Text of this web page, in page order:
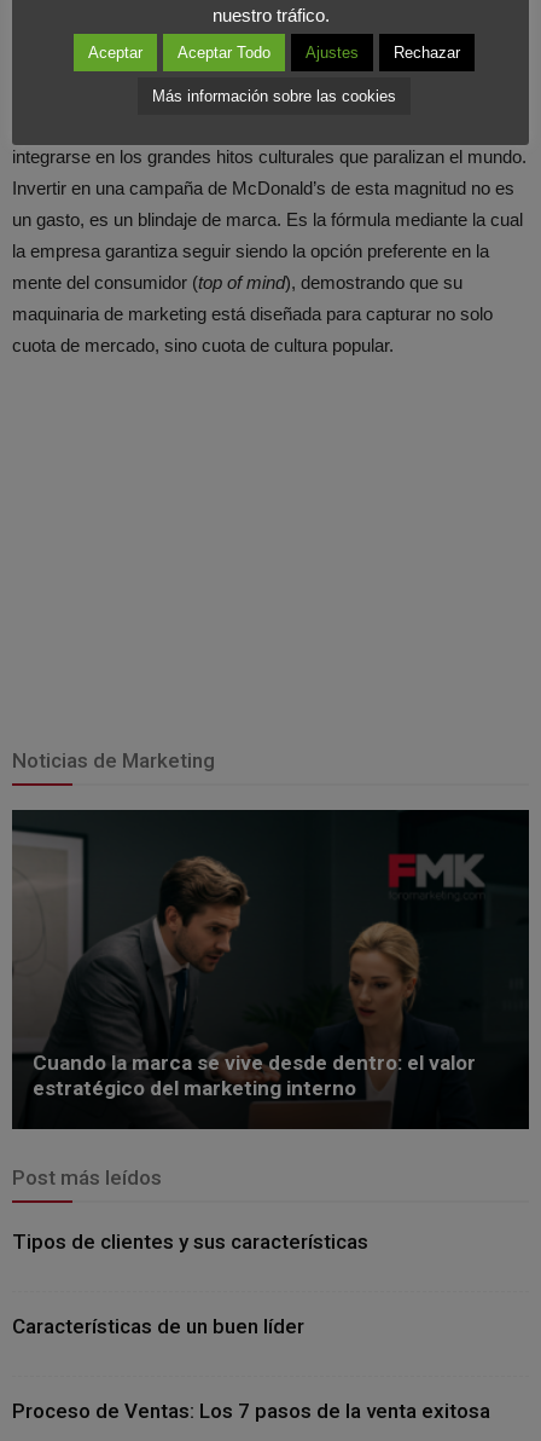
En un mercado donde la competitividad es sumamente relevante,
y donde es extremadamente alta como es la comida rápida,
donde el producto es fácilmente replicable por la competencia. La
integrarse en los grandes hitos culturales que paralizan el mundo.
Invertir en una campaña de McDonald’s de esta magnitud no es
un gasto, es un blindaje de marca. Es la fórmula mediante la cual
la empresa garantiza seguir siendo la opción preferente en la
mente del consumidor (top of mind), demostrando que su
maquinaria de marketing está diseñada para capturar no solo
cuota de mercado, sino cuota de cultura popular.
Noticias de Marketing
Cuando la marca se vive desde dentro: el valor
estratégico del marketing interno
Post más leídos
Tipos de clientes y sus características
Características de un buen líder
Proceso de Ventas: Los 7 pasos de la venta exitosa
nuestro tráfico.
Aceptar Aceptar Todo Ajustes Rechazar
Más información sobre las cookies